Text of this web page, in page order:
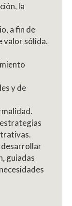
la
a fin de
valor sólida.
y de
guiadas